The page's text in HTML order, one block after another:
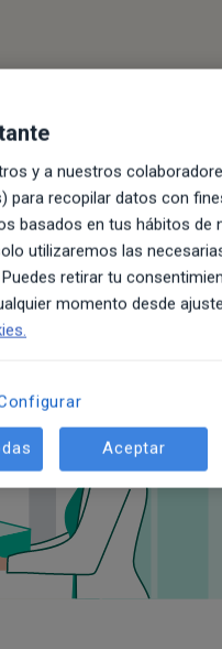
y a nuestros
para recopilar datos con
basados en tus hábitos de
utilizaremos las
retirar tu
momento desde
Aceptar